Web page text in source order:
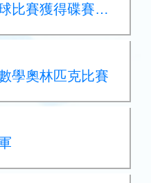
萬鈞匯知中學七人足球比賽獲得碟賽冠軍
學奧林匹克比賽